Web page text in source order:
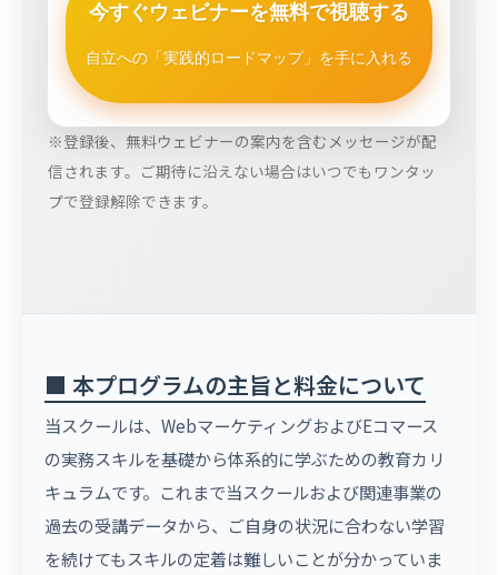
今すぐウェビナーを無料で視聴する
自立への「実践的ロードマップ」を手に入れる
※登録後、無料ウェビナーの案内を含むメッセージが配
信されます。ご期待に沿えない場合はいつでもワンタッ
プで登録解除できます。
■ 本プログラムの主旨と料金について
当スクールは、WebマーケティングおよびEコマース
の実務スキルを基礎から体系的に学ぶための教育カリ
キュラムです。これまで当スクールおよび関連事業の
過去の受講データから、ご自身の状況に合わない学習
を続けてもスキルの定着は難しいことが分かっていま